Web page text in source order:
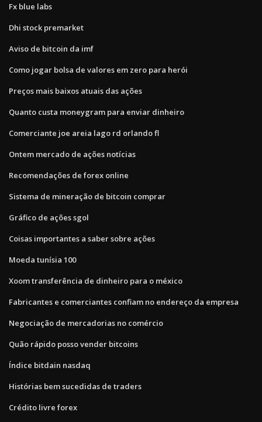
Fx blue labs
Dhi stock premarket
Aviso de bitcoin da imf
Como jogar bolsa de valores em zero para herói
Preços mais baixos atuais das ações
Quanto custa moneygram para enviar dinheiro
Comerciante joe areia lago rd orlando fl
Ontem mercado de ações notícias
Recomendações de forex online
Sistema de mineração de bitcoin comprar
Gráfico de ações sgol
Coisas importantes a saber sobre ações
Moeda tunísia 100
Xoom transferência de dinheiro para o méxico
Fabricantes e comerciantes confiam no endereço da empresa
Negociação de mercadorias no comércio
Quão rápido posso vender bitcoins
Índice bitdain nasdaq
Histórias bem sucedidas de traders
Crédito livre forex